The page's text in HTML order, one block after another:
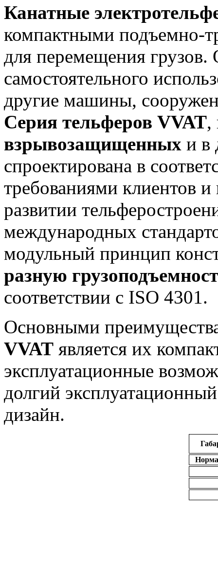
Канатные
компактными подъемно-
для перемещения
самостоятельного
другие машины,
Серия тельферов VVAT,
взрывозащищенных и в
спроектирована в
требованиями клиентов
развитии
международных
модульный принцип
разную
соответствии с ISO 4301.
Основными
VVAT является их
эксплуатационные
долгий
дизайн.